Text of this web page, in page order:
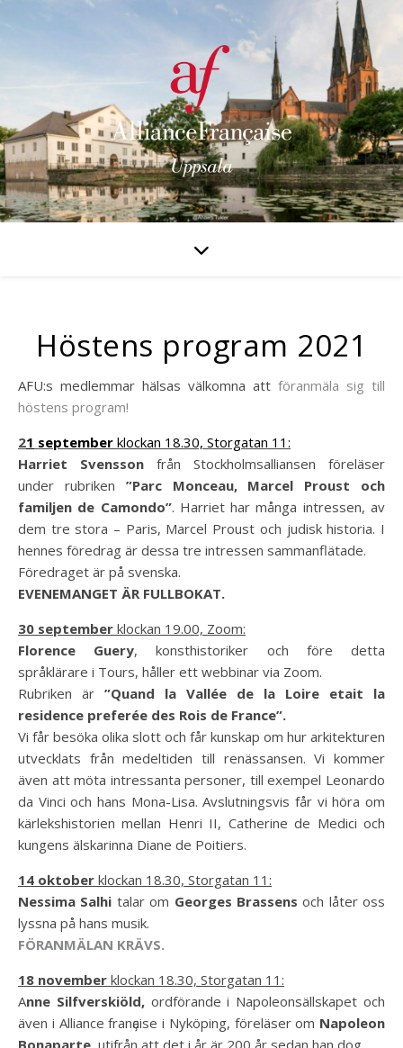
Höstens program 2021
AFU:s medlemmar hälsas välkomna att föranmäla sig till
höstens program!
21 september klockan 18.30, Storgatan 11:
Harriet Svensson från Stockholmsalliansen föreläser
under rubriken ”Parc Monceau, Marcel Proust och
familjen de Camondo”. Harriet har många intressen, av
dem tre stora – Paris, Marcel Proust och judisk historia. I
hennes föredrag är dessa tre intressen sammanflätade.
Föredraget är på svenska.
EVENEMANGET ÄR FULLBOKAT.
30 september klockan 19.00, Zoom:
Florence Guery, konsthistoriker och före detta
språklärare i Tours, håller ett webbinar via Zoom.
Rubriken är ”Quand la Vallée de la Loire etait la
residence preferée des Rois de France”.
Vi får besöka olika slott och får kunskap om hur arkitekturen
utvecklats från medeltiden till renässansen. Vi kommer
även att möta intressanta personer, till exempel Leonardo
da Vinci och hans Mona-Lisa. Avslutningsvis får vi höra om
kärlekshistorien mellan Henri II, Catherine de Medici och
kungens älskarinna Diane de Poitiers.
14 oktober klockan 18.30, Storgatan 11:
Nessima Salhi talar om Georges Brassens och låter oss
lyssna på hans musik.
FÖRANMÄLAN KRÄVS.
18 november klockan 18.30, Storgatan 11:
Anne Silfverskiöld,ordförande i Napoleonsällskapet och
även i Alliance franҫaise i Nyköping, föreläser om Napoleon
Bonaparte, utifrån att det i år är 200 år sedan han dog.